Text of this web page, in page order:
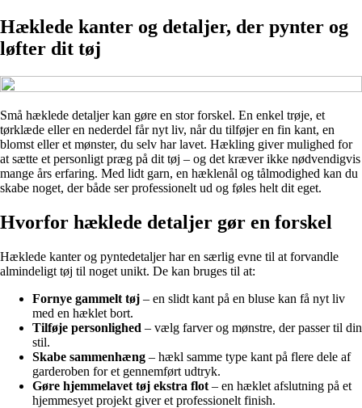
Hæklede kanter og detaljer, der pynter og
løfter dit tøj
Små hæklede detaljer kan gøre en stor forskel. En enkel trøje, et
tørklæde eller en nederdel får nyt liv, når du tilføjer en fin kant, en
blomst eller et mønster, du selv har lavet. Hækling giver mulighed for
at sætte et personligt præg på dit tøj – og det kræver ikke nødvendigvis
mange års erfaring. Med lidt garn, en hæklenål og tålmodighed kan du
skabe noget, der både ser professionelt ud og føles helt dit eget.
Hvorfor hæklede detaljer gør en forskel
Hæklede kanter og pyntedetaljer har en særlig evne til at forvandle
almindeligt tøj til noget unikt. De kan bruges til at:
Fornye gammelt tøj – en slidt kant på en bluse kan få nyt liv
med en hæklet bort.
Tilføje personlighed – vælg farver og mønstre, der passer til din
stil.
Skabe sammenhæng – hækl samme type kant på flere dele af
garderoben for et gennemført udtryk.
Gøre hjemmelavet tøj ekstra flot – en hæklet afslutning på et
hjemmesyet projekt giver et professionelt finish.